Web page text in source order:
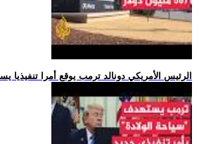
.. الرئيس الأمريكي دونالد ترمب يوقع أمرا